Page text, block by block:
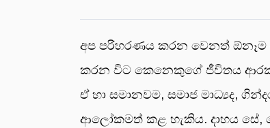
අප පරිහරණය කරන වෙනත් ඕනෑම
කරන විට කෙනෙකුගේ ජීවිතය
ඒ හා සමානවම, සමාජ මාධ්‍යද,
ආලෝකමත් කළ හැකිය. දාහය සේ,